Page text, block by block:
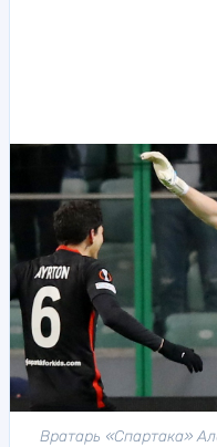
Вратарь «Спартака»